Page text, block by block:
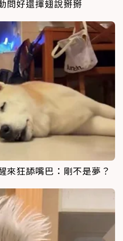
問好還揮翅說掰掰
來狂舔嘴巴：剛不是夢？